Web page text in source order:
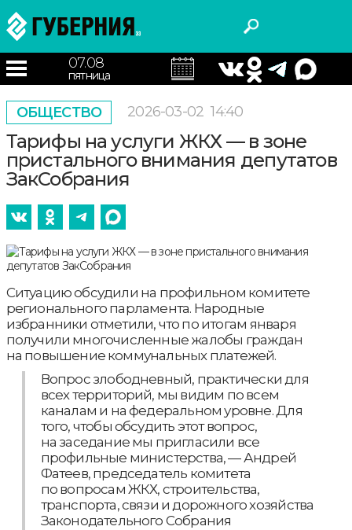
07.08
пятница
ОБЩЕСТВО 2026-03-02 14:40
Тарифы на услуги ЖКХ — в зоне
пристального внимания депутатов
ЗакСобрания
Ситуацию обсудили на профильном комитете
регионального парламента. Народные
избранники отметили, что по итогам января
получили многочисленные жалобы граждан
на повышение коммунальных платежей.
Вопрос злободневный, практически для
всех территорий, мы видим по всем
каналам и на федеральном уровне. Для
того, чтобы обсудить этот вопрос,
на заседание мы пригласили все
профильные министерства, — Андрей
Фатеев, председатель комитета
по вопросам ЖКХ, строительства,
транспорта, связи и дорожного хозяйства
Законодательного Собрания